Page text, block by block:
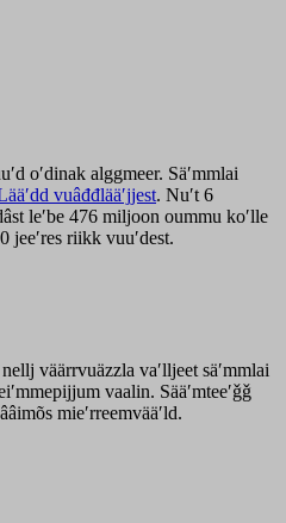
oʹdinak alggmeer. Säʹmmlai
vuâđđlääʹjjest. Nuʹt 6
leʹbe 476 miljoon oummu koʹlle
jeeʹres riikk vuuʹdest.
väärrvuäzzla vaʹlljeet säʹmmlai
vaalin. Sääʹmteeʹǧǧ
mieʹrreemvääʹld.